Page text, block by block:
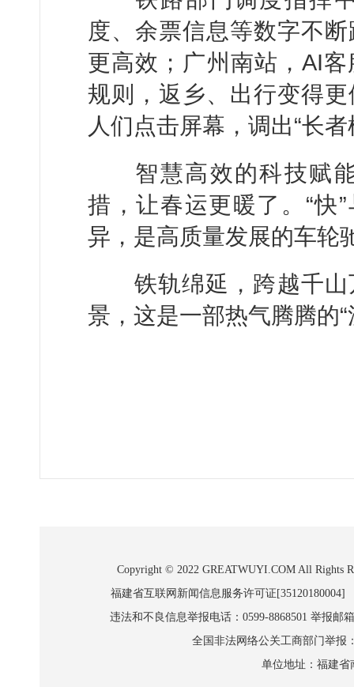
度、余票信息等数字不
更高效；广州南站，AI
规则，返乡、出行变得
人们点击屏幕，调出“长
智慧高效的科技赋能
措，让春运更暖了。“快
异，是高质量发展的车轮
铁轨绵延，跨越千山
景，这是一部热气腾腾的“
Copyright © 2022 GREATWUYI.COM All Rights
福建省互联网新闻信息服务许可证
违法和不良信息举报电话：0599-8868501 举报邮
全国非法网络公关工商部门举报
单位地址：福建省